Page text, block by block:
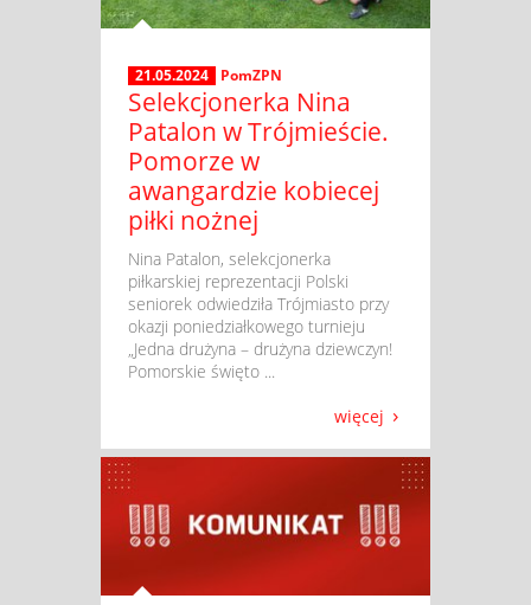
21.05.2024 PomZPN
Selekcjonerka Nina
Patalon w Trójmieście.
Pomorze w
awangardzie kobiecej
piłki nożnej
​ Nina Patalon, selekcjonerka
piłkarskiej reprezentacji Polski
seniorek odwiedziła Trójmiasto przy
okazji poniedziałkowego turnieju
„Jedna drużyna – drużyna dziewczyn!
Pomorskie święto ...
więcej